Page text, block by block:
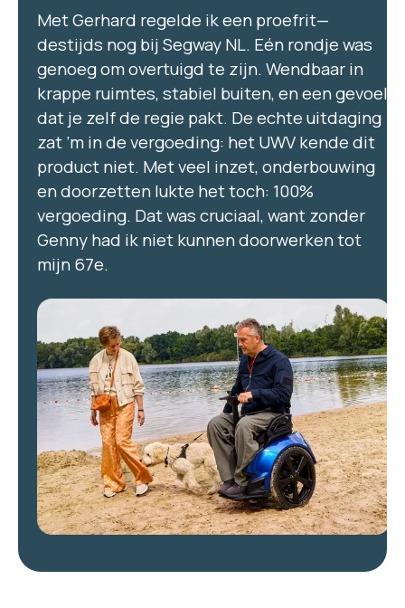
Met Gerhard regelde ik een proefrit—
destijds nog bij Segway NL. Eén rondje was
genoeg om overtuigd te zijn. Wendbaar in
krappe ruimtes, stabiel buiten, en een gevoel
dat je zelf de regie pakt. De echte uitdaging
zat ‘m in de vergoeding: het UWV kende dit
product niet. Met veel inzet, onderbouwing
en doorzetten lukte het toch: 100%
vergoeding. Dat was cruciaal, want zonder
Genny had ik niet kunnen doorwerken tot
mijn 67e.